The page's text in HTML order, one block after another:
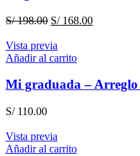
S/198.00 El
original
era:
S/168.00El
Vista previa
Añadir al carrito
S/110.00
Vista previa
Añadir al carrito